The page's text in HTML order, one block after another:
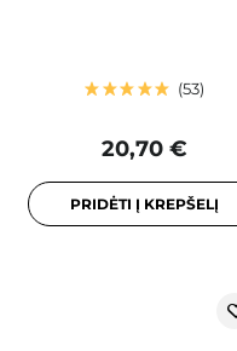
53
20,70 €
PRIDĖTI Į KREPŠELĮ